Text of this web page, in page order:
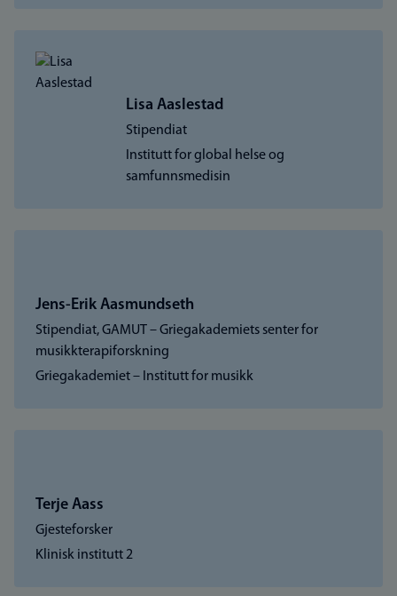
Lisa Aaslestad
Stipendiat
Institutt for global helse og
samfunnsmedisin
Jens-Erik Aasmundseth
Stipendiat, GAMUT – Griegakademiets senter for
musikkterapiforskning
Griegakademiet – Institutt for musikk
Terje Aass
Gjesteforsker
Klinisk institutt 2